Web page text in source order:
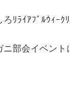
ﾘﾗｲｱﾌﾞﾙｳｨｰｸ
ニ部会イベン